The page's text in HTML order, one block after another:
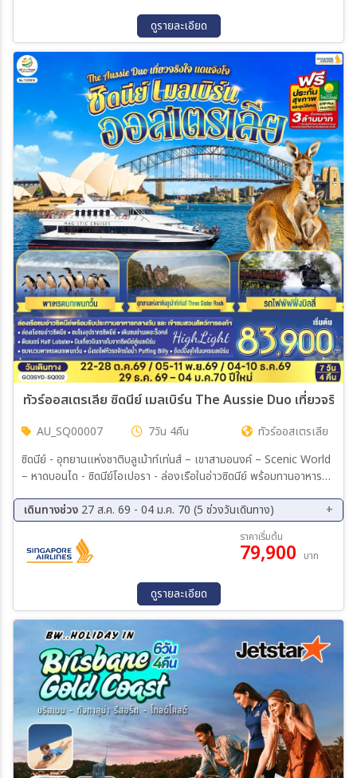
ค้นหา
ดูรายละเอียด
ทัวร์ออสเตรเลีย ซิดนีย์ เมลเบิร์น The Aussie Duo เที่ย
AU_SQ00007 7วัน 4คืน
ทัวร์ออสเตรเลีย
ซิดนีย์ - อุทยานแห่งชาติบลูเม้าท์เท่นส์ – เขาสามอนงค์ – Scenic World
– หาดบอนได - ซิดนีย์โอเปอรา - ล่องเรือในอ่าวซิดนีย์ พร้อมทานอาหาร
ไทย – บินภายในสู่นครเมลเบิร์น – เกาะฟิลลิป - พิเศษอาหารเย็น เมนูกุ้ง
ล้อบสเตอร์ พร้อมไวน์ชั้นเยี่ยม - อิสระให้ท่านได้เที่ยวนครเมลเบิร์นเต็มวัน
– รถไฟจักรไอน้ำโบราณ – ชมนครเมลเบิร์น - ช้อปปิ้งใจกลางเมืองเมล
เบิร์น
เดินทางช่วง 27 ส.ค. 69 - 04 ม.ค. 70 (5 ช่วงวันเดินทาง)
22 ต.ค. 69 - 28 ต.ค. 69
05 พ.ย. 69 - 11 พ.ย. 69
04 ธ.ค. 69 - 10 ธ.ค. 69
29 ธ.ค. 69 - 04 ม.ค. 70
ราคาเริ่มต้น
79,900 บาท
ดูรายละเอียด